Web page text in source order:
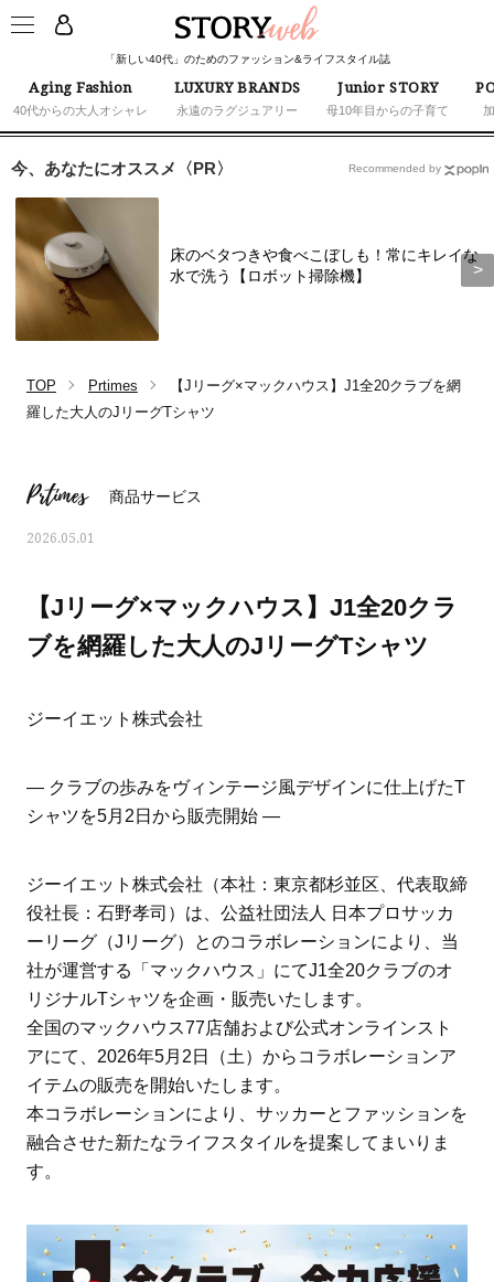
「新しい40代」のためのファッション&ライフスタイル誌
Aging Fashion
40代からの大人オシャレ
LUXURY BRANDS
永遠のラグジュアリー
Junior STORY
母10年目からの子育て
ス学」
タログ
今、あなたにオススメ〈PR〉
床のベタつきや食べこぼしも！常にキレイな
水で洗う【ロボット掃除機】
Recommended by
TOP Prtimes
【Jリーグ×マックハウス】J1全20クラブを網
羅した大人のJリーグTシャツ
Prtimes 商品サービス
2026.05.01
【Jリーグ×マックハウス】J1全20クラ
ブを網羅した大人のJリーグTシャツ
ジーイエット株式会社
― クラブの歩みをヴィンテージ風デザインに仕上げたT
シャツを5月2日から販売開始 ―
ジーイエット株式会社（本社：東京都杉並区、代表取締
役社長：石野孝司）は、公益社団法人 日本プロサッカ
ーリーグ（Jリーグ）とのコラボレーションにより、当
社が運営する「マックハウス」にてJ1全20クラブのオ
リジナルTシャツを企画・販売いたします。
全国のマックハウス77店舗および公式オンラインスト
アにて、2026年5月2日（土）からコラボレーションア
イテムの販売を開始いたします。
本コラボレーションにより、サッカーとファッションを
融合させた新たなライフスタイルを提案してまいりま
す。